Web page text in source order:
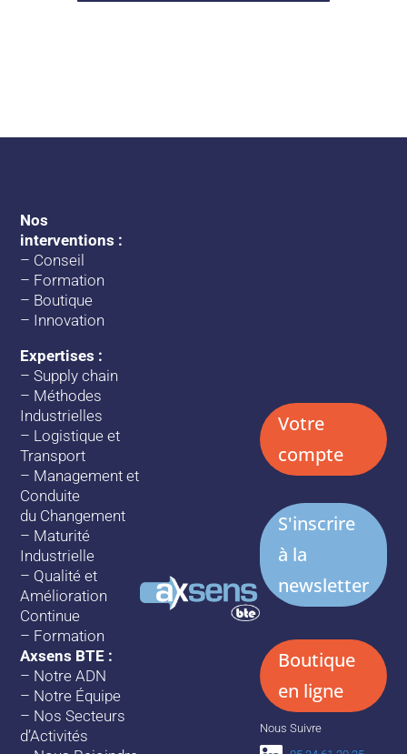
Nos
interventions :
– Conseil
– Formation
– Boutique
– Innovation
Expertises :
–Supply chain
– Méthodes
Industrielles
– Logistique et
Transport
– Management et
Conduite
du Changement
– Maturité
Industrielle
– Qualité et
Amélioration
Continue
– Formation
Axsens BTE :
– Notre ADN
– Notre Équipe
– Nos Secteurs
d’Activités
Votre
compte
S'inscrire
à la
newsletter
Boutique
en ligne
Nous Suivre